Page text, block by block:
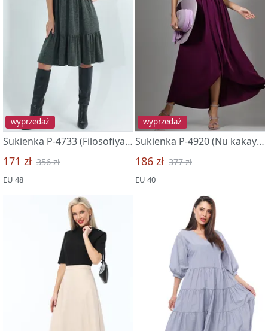
wyprzedaż
Sukienka P-4733 (Filosofiya komforta, bravo)
171 zł 356 zł
EU 48
wyprzedaż
Sukienka P-4920 (Nu kakaya prelest)
186 zł 377 zł
EU 40